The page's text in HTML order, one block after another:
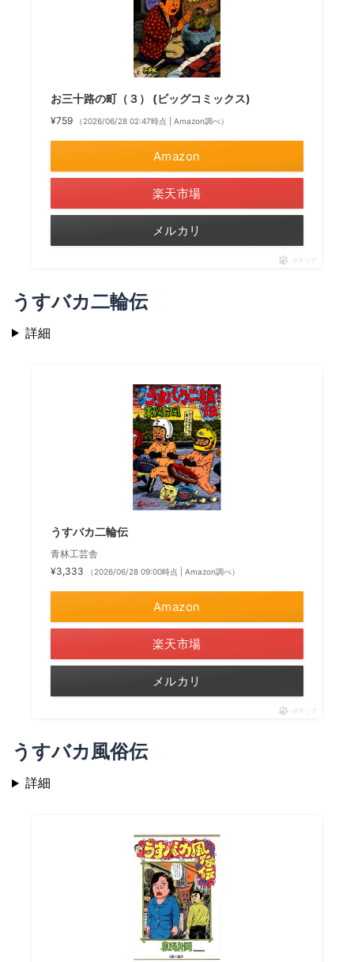
お三十路の町（３） (ビッグコミックス)
¥759 （2026/06/28 02:47時点 | Amazon調べ）
Amazon
楽天市場
メルカリ
ポチップ
うすバカ二輪伝
詳細
うすバカ二輪伝
青林工芸舎
¥3,333
（2026/06/28 09:00時点 | Amazon調べ）
Amazon
楽天市場
メルカリ
ポチップ
うすバカ風俗伝
詳細